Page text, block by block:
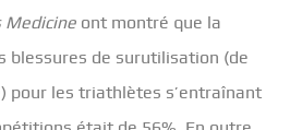
Medicine ont montré que la
blessures de surutilisation (de
pour les triathlètes s’entraînant